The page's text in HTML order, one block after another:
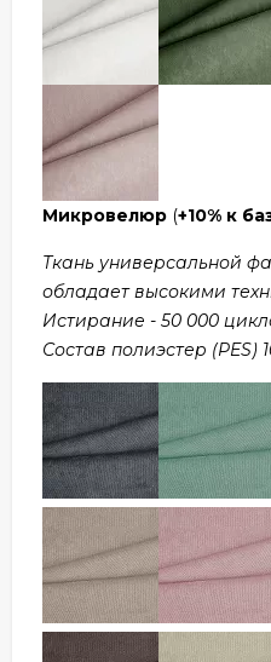
Микровелюр (+10% к
Ткань универсальной
обладает высокими
Истирание - 50 000
Состав полиэстер (PES)